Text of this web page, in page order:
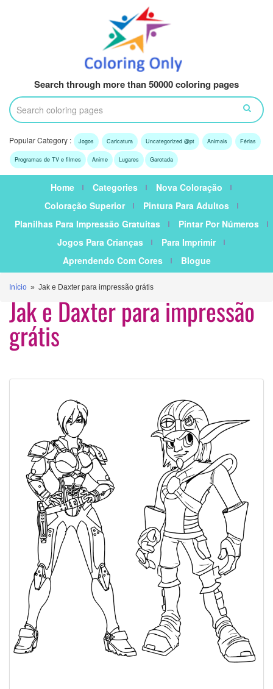
Search through more than 50000 coloring pages
Popular Category : Jogos Caricatura Uncategorized @pt Animais Férias
Programas de TV e filmes Anime Lugares Garotada
Home Categories
Nova Coloração
Coloração Superior
Pintura Para Adultos
Planilhas Para Impressão Gratuitas
Pintar Por Números
Jogos Para Crianças
Para Imprimir
Aprendendo Com Cores
Blogue
Início » Jak e Daxter para impressão grátis
Jak e Daxter para impressão
grátis